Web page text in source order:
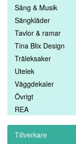
Sång & Musik
Sängkläder
Tavlor & ramar
Tina Blix Design
Träleksaker
Utelek
Väggdekaler
Övrigt
REA
Tillverkare